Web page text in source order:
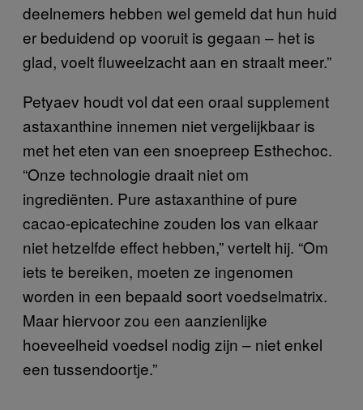
deelnemers hebben wel gemeld dat hun huid
er beduidend op vooruit is gegaan – het is
glad, voelt fluweelzacht aan en straalt meer.”
Petyaev houdt vol dat een oraal supplement
astaxanthine innemen niet vergelijkbaar is
met het eten van een snoepreep Esthechoc.
“Onze technologie draait niet om
ingrediënten. Pure astaxanthine of pure
cacao-epicatechine zouden los van elkaar
niet hetzelfde effect hebben,” vertelt hij. “Om
iets te bereiken, moeten ze ingenomen
worden in een bepaald soort voedselmatrix.
Maar hiervoor zou een aanzienlijke
hoeveelheid voedsel nodig zijn – niet enkel
een tussendoortje.”